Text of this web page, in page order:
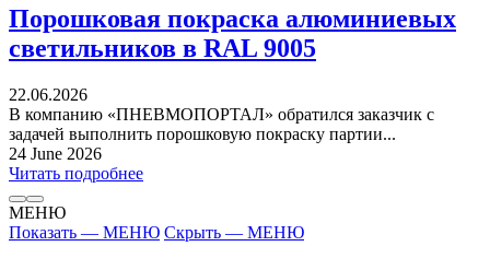
Порошковая покраска алюминиевых
светильников в RAL 9005
22.06.2026
В компанию «ПНЕВМОПОРТАЛ» обратился заказчик с
задачей выполнить порошковую покраску партии...
24 June 2026
Читать подробнее
МЕНЮ
Показать — МЕНЮ Скрыть — МЕНЮ